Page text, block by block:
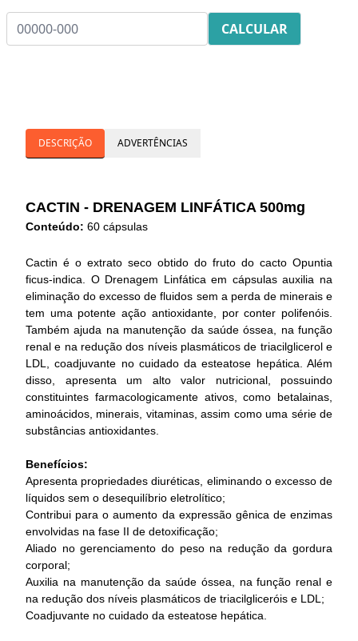
ADVERTÊNCIAS
DESCRIÇÃO
CACTIN - DRENAGEM LINFÁTICA 500mg
Conteúdo: 60 cápsulas
Cactin é o extrato seco obtido do fruto do cacto Opuntia
ficus-indica. O Drenagem Linfática em cápsulas auxilia na
eliminação do excesso de fluidos sem a perda de minerais e
tem uma potente ação antioxidante, por conter polifenóis.
Também ajuda na manutenção da saúde óssea, na função
renal e na redução dos níveis plasmáticos de triacilglicerol e
LDL, coadjuvante no cuidado da esteatose hepática. Além
disso, apresenta um alto valor nutricional, possuindo
constituintes farmacologicamente ativos, como betalainas,
aminoácidos, minerais, vitaminas, assim como uma série de
substâncias antioxidantes.
Benefícios:
Apresenta propriedades diuréticas, eliminando o excesso de
líquidos sem o desequilíbrio eletrolítico;
Contribui para o aumento da expressão gênica de enzimas
envolvidas na fase II de detoxificação;
Aliado no gerenciamento do peso na redução da gordura
corporal;
Auxilia na manutenção da saúde óssea, na função renal e
na redução dos níveis plasmáticos de triacilgliceróis e LDL;
Coadjuvante no cuidado da esteatose hepática.